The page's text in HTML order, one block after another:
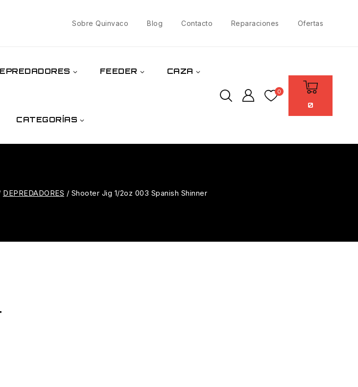
Sobre Quinvaco Blog Contacto Reparaciones Ofertas
FEEDER CAZA
CATEGORÍAS
0
0
DEPREDADORES / Shooter Jig 1/2oz 003 Spanish Shinner